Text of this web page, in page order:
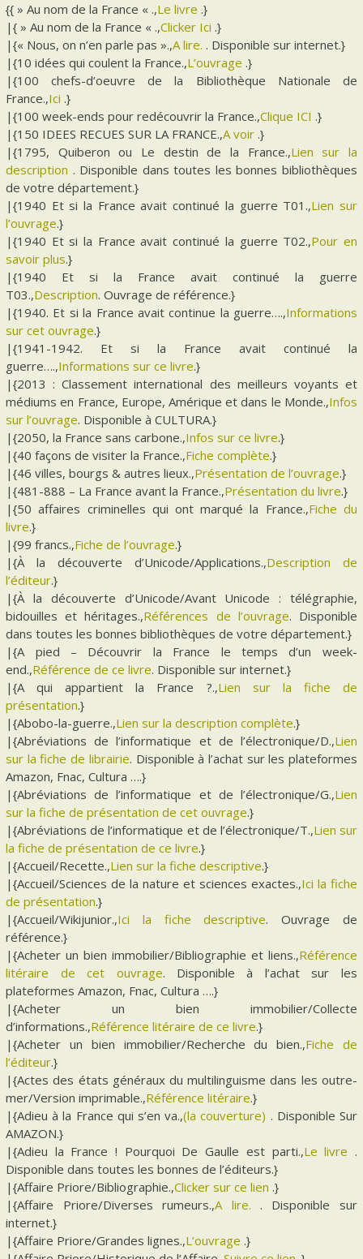
{{ » Au nom de la France « .,Le livre .}
|{ » Au nom de la France « .,Clicker Ici .}
|{« Nous, on n’en parle pas ».,A lire. . Disponible sur internet.}
|{10 idées qui coulent la France.,L’ouvrage .}
|{100 chefs-d’oeuvre de la Bibliothèque Nationale de
France.,Ici .}
|{100 week-ends pour redécouvrir la France.,Clique ICI .}
|{150 IDEES RECUES SUR LA FRANCE.,A voir .}
|{1795, Quiberon ou Le destin de la France.,Lien sur la
description . Disponible dans toutes les bonnes bibliothèques
de votre département.}
|{1940 Et si la France avait continué la guerre T01.,Lien sur
l’ouvrage.}
|{1940 Et si la France avait continué la guerre T02.,Pour en
savoir plus.}
|{1940 Et si la France avait continué la guerre
T03.,Description. Ouvrage de référence.}
|{1940. Et si la France avait continue la guerre….,Informations
sur cet ouvrage.}
|{1941-1942. Et si la France avait continué la
guerre….,Informations sur ce livre.}
|{2013 : Classement international des meilleurs voyants et
médiums en France, Europe, Amérique et dans le Monde.,Infos
sur l’ouvrage. Disponible à CULTURA.}
|{2050, la France sans carbone.,Infos sur ce livre.}
|{40 façons de visiter la France.,Fiche complète.}
|{46 villes, bourgs & autres lieux.,Présentation de l’ouvrage.}
|{481-888 – La France avant la France.,Présentation du livre.}
|{50 affaires criminelles qui ont marqué la France.,Fiche du
livre.}
|{99 francs.,Fiche de l’ouvrage.}
|{À la découverte d’Unicode/Applications.,Description de
l’éditeur.}
|{À la découverte d’Unicode/Avant Unicode : télégraphie,
bidouilles et héritages.,Références de l’ouvrage. Disponible
dans toutes les bonnes bibliothèques de votre département.}
|{A pied – Découvrir la France le temps d’un week-
end.,Référence de ce livre. Disponible sur internet.}
|{A qui appartient la France ?.,Lien sur la fiche de
présentation.}
|{Abobo-la-guerre.,Lien sur la description complète.}
|{Abréviations de l’informatique et de l’électronique/D.,Lien
sur la fiche de librairie. Disponible à l’achat sur les plateformes
Amazon, Fnac, Cultura ….}
|{Abréviations de l’informatique et de l’électronique/G.,Lien
sur la fiche de présentation de cet ouvrage.}
|{Abréviations de l’informatique et de l’électronique/T.,Lien sur
la fiche de présentation de ce livre.}
|{Accueil/Recette.,Lien sur la fiche descriptive.}
|{Accueil/Sciences de la nature et sciences exactes.,Ici la fiche
de présentation.}
|{Accueil/Wikijunior.,Ici la fiche descriptive. Ouvrage de
référence.}
|{Acheter un bien immobilier/Bibliographie et liens.,Référence
litéraire de cet ouvrage. Disponible à l’achat sur les
plateformes Amazon, Fnac, Cultura ….}
|{Acheter un bien immobilier/Collecte
d’informations.,Référence litéraire de ce livre.}
|{Acheter un bien immobilier/Recherche du bien.,Fiche de
l’éditeur.}
|{Actes des états généraux du multilinguisme dans les outre-
mer/Version imprimable.,Référence litéraire.}
|{Adieu à la France qui s’en va.,(la couverture) . Disponible Sur
AMAZON.}
|{Adieu la France ! Pourquoi De Gaulle est parti.,Le livre .
Disponible dans toutes les bonnes de l’éditeurs.}
|{Affaire Priore/Bibliographie.,Clicker sur ce lien .}
|{Affaire Priore/Diverses rumeurs.,A lire. . Disponible sur
internet.}
|{Affaire Priore/Grandes lignes.,L’ouvrage .}